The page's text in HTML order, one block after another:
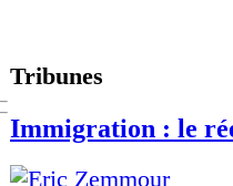
Tribunes
Immigration : le